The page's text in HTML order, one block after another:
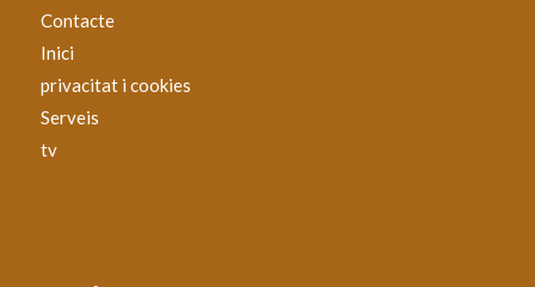
Contacte
Inici
privacitat i cookies
Serveis
tv